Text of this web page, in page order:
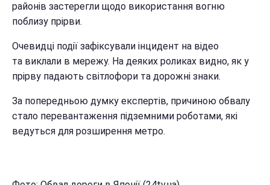
районів застерегли щодо використання вогню
поблизу прірви.
Очевидці події зафіксували інцидент на відео
та виклали в мережу. На деяких роликах видно, як у
прірву падають світлофори та дорожні знаки.
За попередньою думку експертів, причиною обвалу
стало перевантаження підземними роботами, які
ведуться для розширення метро.